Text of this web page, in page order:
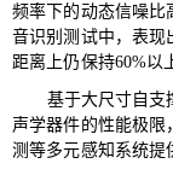
频率下的动态信噪比
音识别测试中，表现
距离上仍保持60%以
基于大尺寸自支
声学器件的性能极
测等多元感知系统提